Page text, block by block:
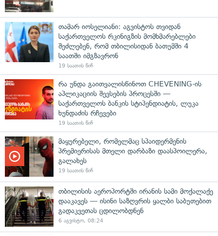
თამარ იოსელიანი: აგვისტოს თვიდან
საქართველოს რკინიგზის მომხმარებლები
შეძლებენ, რომ თბილისიდან ბათუმში 4
საათში იმგზავრონ
19 საათის წინ
რა უნდა გაითვალისწინოთ CHEVENING-ის
აპლიკაციის შევსების პროცესში —
საქართველოს ბანკის სტიპენდიატის, ლუკა
ხუნდაძის რჩევები
19 საათის წინ
მაყურებელი, რომელმაც სპაიდერმენის
პრემიერისას მთელი დარბაზი დაასპოილერა,
გალახეს
19 საათის წინ
თბილისის აეროპორტში ირანის სამი მოქალაქე
დააკავეს — ისინი საზღვრის ყალბი საბუთებით
გადაკვეთას ცდილობდნენ
6 აგვისტო, 08:24